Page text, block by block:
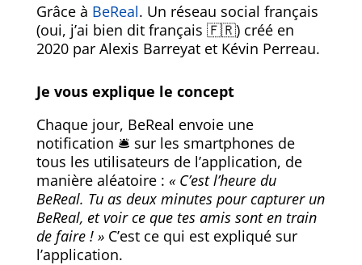
Grâce à BeReal. Un réseau social français
(oui, j’ai bien dit français 🇫🇷) créé en
2020 par Alexis Barreyat et Kévin Perreau.
Je vous explique le concept
Chaque jour, BeReal envoie une
notification 🛎 sur les smartphones de
tous les utilisateurs de l’application, de
manière aléatoire : « C’est l’heure du
BeReal. Tu as deux minutes pour capturer un
BeReal, et voir ce que tes amis sont en train
de faire ! »C’est ce qui est expliqué sur
l’application.